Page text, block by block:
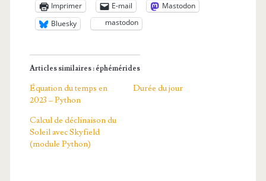
Imprimer E-mail
Mastodon
Bluesky
mastodon
Articles similaires : éphémérides
Équation du temps en
2023 – Python
Durée du jour
Calcul de déclinaison du
Soleil avec Skyfield
(module Python)